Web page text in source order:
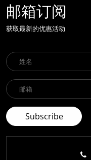
邮箱订阅
获取最新的优惠活动